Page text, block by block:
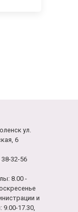
ул.
6
38-32-56
8.00 -
и
17.30,